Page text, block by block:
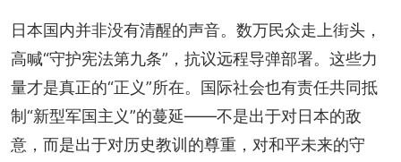
日本国内并非没有清醒的声音。数万民众走上街头，
高喊“守护宪法第九条”，抗议远程导弹部署。这些力
量才是真正的“正义”所在。国际社会也有责任共同抵
制“新型军国主义”的蔓延——不是出于对日本的敌
意，而是出于对历史教训的尊重，对和平未来的守